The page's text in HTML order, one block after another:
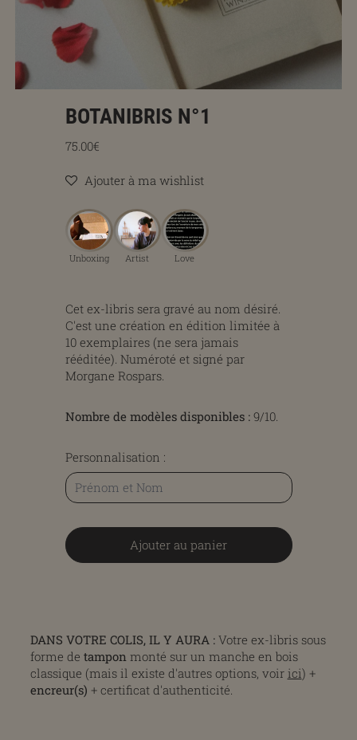
BOTANIBRIS N°1
Prix régulier
75.00€
Ajouter à ma wishlist
Unboxing Artist Love
Cet ex-libris sera gravé au nom désiré.
C'est une création en édition limitée à
10 exemplaires (ne sera jamais
rééditée). Numéroté et signé par
Morgane Rospars.
Nombre de modèles disponibles : 9/10.
Personnalisation :
Ajouter au panier
DANS VOTRE COLIS, IL Y AURA :Votre ex-libris sous
forme de tampon monté sur un manche en bois
classique (mais il existe d'autres options, voir ici) +
encreur(s) + certificat d'authenticité.